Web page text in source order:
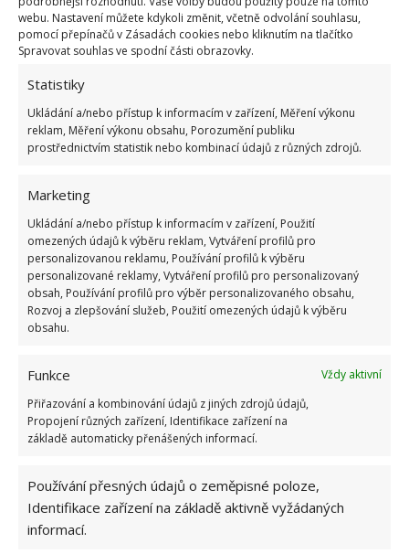
webu. Nastavení můžete kdykoli změnit, včetně odvolání souhlasu,
pomocí přepínačů v Zásadách cookies nebo kliknutím na tlačítko
Spravovat souhlas ve spodní části obrazovky.
Statistiky
Ukládání a/nebo přístup k informacím v zařízení, Měření výkonu
reklam, Měření výkonu obsahu, Porozumění publiku
prostřednictvím statistik nebo kombinací údajů z různých zdrojů.
Marketing
Ukládání a/nebo přístup k informacím v zařízení, Použití
omezených údajů k výběru reklam, Vytváření profilů pro
personalizovanou reklamu, Používání profilů k výběru
personalizované reklamy, Vytváření profilů pro personalizovaný
obsah, Používání profilů pro výběr personalizovaného obsahu,
Rozvoj a zlepšování služeb, Použití omezených údajů k výběru
obsahu.
Funkce
Vždy aktivní
Přiřazování a kombinování údajů z jiných zdrojů údajů,
Propojení různých zařízení, Identifikace zařízení na
základě automaticky přenášených informací.
Používání přesných údajů o zeměpisné poloze,
Identifikace zařízení na základě aktivně vyžádaných
informací.
Fotografie: Freepik
Lidové metody
Lidé pěstovali zeleninu celá dlouhá léta, a tak není
divu, že také v lidových metodách můžeme najít
nějaké užitečné a přitom levné rady. Pokud se už
jich zbavit. Použijte například prostředek na nádobí.
Jednu lžíci prostředku na nádobí smíchejte s jedním
litrem vody. Tímto polijte rostlinky. Dokud jsou ještě
mokré, posypte je popelem ze dřeva. Kvůli popelu
mšice zemřou, prostředek na nádobí jej udrží na
místě, takže se na rostlině udrží.
Tři litry vody přiveďte k varu a přidejte do ní co
nejvíce nakrájených rajčat nebo brambor. Poté
Následně slijte. Tekutinou každé ráno a večer zalijte
okurky. Za několik dní mšice zmizí.